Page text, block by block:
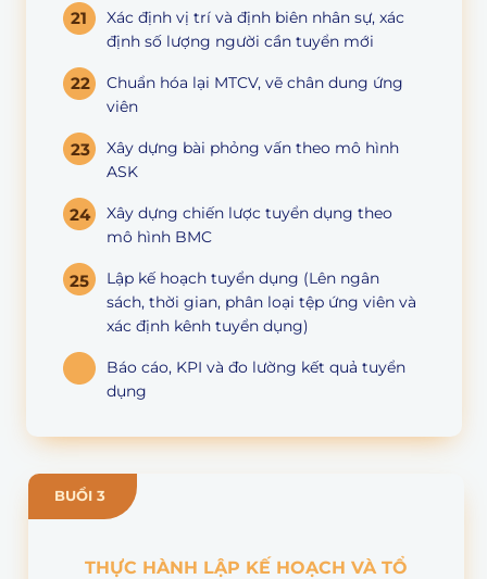
Xác định vị trí và định biên nhân sự, xác
định số lượng người cần tuyển mới
Chuẩn hóa lại MTCV, vẽ chân dung ứng
viên
Xây dựng bài phỏng vấn theo mô hình
ASK
Xây dựng chiến lược tuyển dụng theo
mô hình BMC
Lập kế hoạch tuyển dụng (Lên ngân
sách, thời gian, phân loại tệp ứng viên và
xác định kênh tuyển dụng)
Báo cáo, KPI và đo lường kết quả tuyển
dụng
21
22
23
THỰC HÀNH LẬP KẾ HOẠCH VÀ TỔ
BUỔI 3
24
25